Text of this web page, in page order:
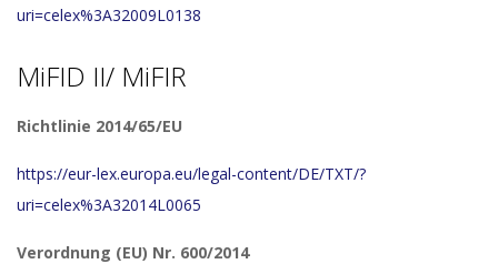
uri=celex%3A32009L0138
MiFID II/ MiFIR
Richtlinie 2014/65/EU
https://eur-lex.europa.eu/legal-content/DE/TXT/?
uri=celex%3A32014L0065
Verordnung (EU) Nr. 600/2014